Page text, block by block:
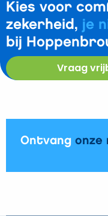
Kies voor
zekerheid, je
bij
Vraag
Ontvang onze